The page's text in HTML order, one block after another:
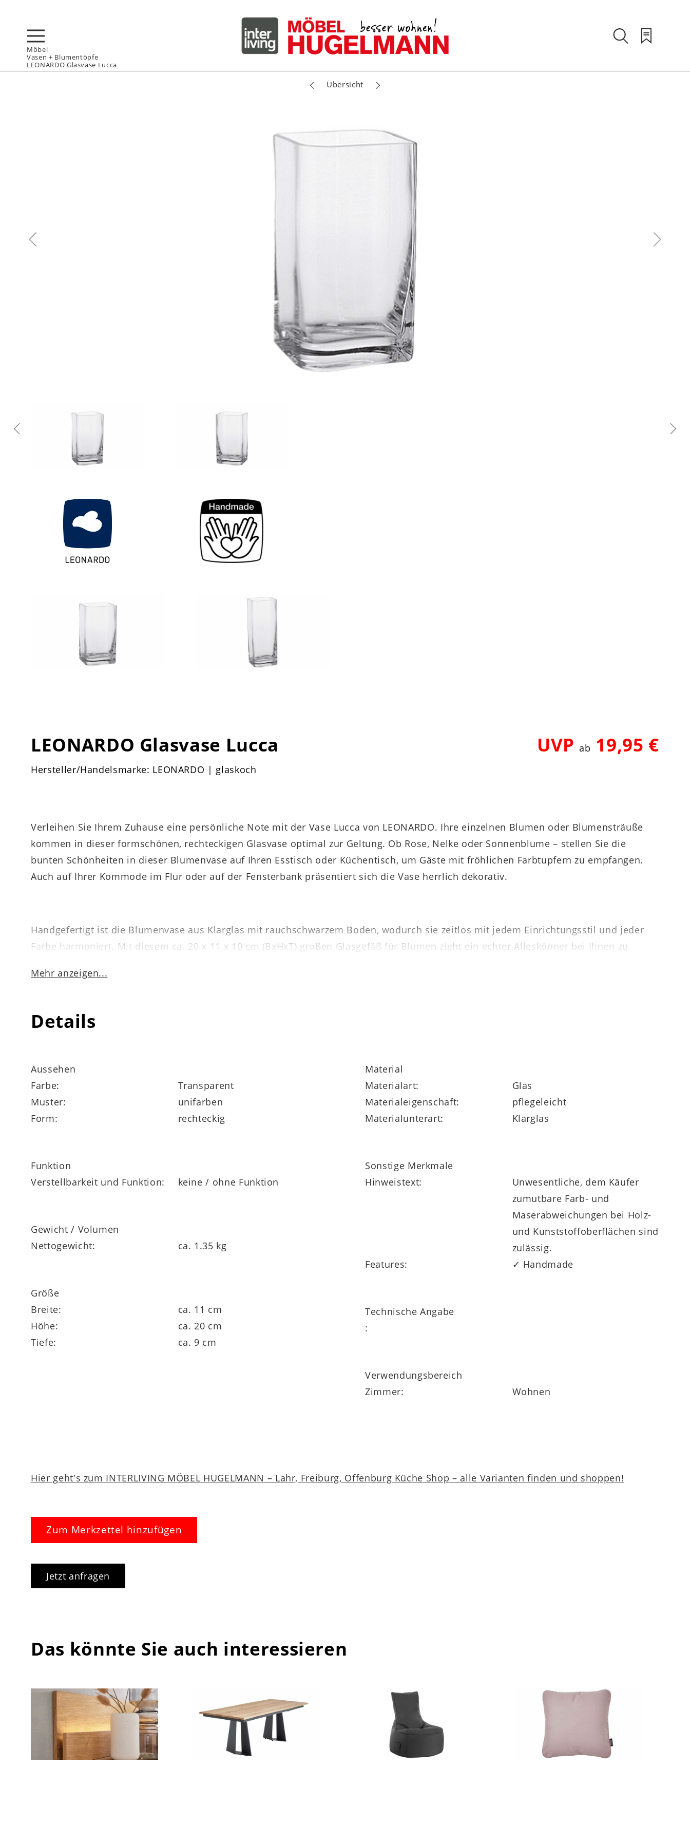
Möbel
Vasen + Blumentöpfe
LEONARDO Glasvase Lucca
Übersicht
LEONARDO Glasvase Lucca UVPab 19,95 €
Hersteller/Handelsmarke: LEONARDO | glaskoch
Verleihen Sie Ihrem Zuhause eine persönliche Note mit der Vase Lucca von LEONARDO. Ihre einzelnen Blumen oder Blumensträuße
kommen in dieser formschönen, rechteckigen Glasvase optimal zur Geltung. Ob Rose, Nelke oder Sonnenblume – stellen Sie die
bunten Schönheiten in dieser Blumenvase auf Ihren Esstisch oder Küchentisch, um Gäste mit fröhlichen Farbtupfern zu empfangen.
Auch auf Ihrer Kommode im Flur oder auf der Fensterbank präsentiert sich die Vase herrlich dekorativ.
Handgefertigt ist die Blumenvase aus Klarglas mit rauchschwarzem Boden, wodurch sie zeitlos mit jedem Einrichtungsstil und jeder
Farbe harmoniert. Mit diesem ca. 20 x 11 x 10 cm (BxHxT) großen Glasgefäß für Blumen zieht ein echter Alleskönner bei Ihnen zu
Mehr anzeigen...
Details
Aussehen
Farbe:
Transparent
Muster:
unifarben
Form:
rechteckig
Funktion
Verstellbarkeit und Funktion:
keine / ohne Funktion
Gewicht / Volumen
Nettogewicht:
ca. 1.35 kg
Größe
Breite:
ca. 11 cm
Höhe:
ca. 20 cm
Tiefe:
ca. 9 cm
Material
Materialart:
Glas
Materialeigenschaft:
pflegeleicht
Materialunterart:
Klarglas
Sonstige Merkmale
Hinweistext:
Unwesentliche, dem Käufer
zumutbare Farb- und
Maserabweichungen bei Holz-
und Kunststoffoberflächen sind
zulässig.
Features:
✓ Handmade
Technische Angabe
:
Verwendungsbereich
Zimmer:
Wohnen
Hier geht's zum INTERLIVING MÖBEL HUGELMANN – Lahr, Freiburg, Offenburg Küche Shop – alle Varianten finden und shoppen!
Zum Merkzettel hinzufügen
Jetzt anfragen
Das könnte Sie auch interessieren